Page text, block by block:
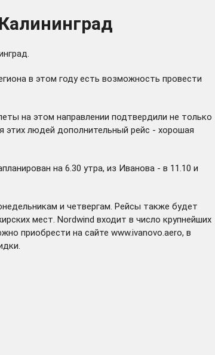
в этом году есть возможность провести
на этом направлении подтвердили не только
этих людей дополнительный рейс - хорошая
на 6.30 утра, из Иванова - в 11.10 и
и четвергам. Рейсы также будет
мест. Nordwind входит в число крупнейших
приобрести на сайте www.ivanovo.aero, в